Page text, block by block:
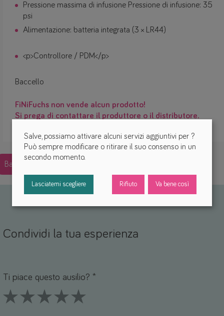
Pressione massima di infusione Pressione di infusione: 35
psi
Alimentazione: batteria integrata (3 × LR44)
<p>Controllore / PDM</p>
Baccello
FiNiFuchs non vende alcun prodotto!
Si prega di contattare il produttore o il distributore.
Back
Condividi la tua esperienza
Ti piace questo ausilio? *
Salve, possiamo attivare alcuni servizi aggiuntivi per ?
Può sempre modificare o ritirare il suo consenso in un
secondo momento.
Lasciatemi scegliere Rifiuto Va bene così